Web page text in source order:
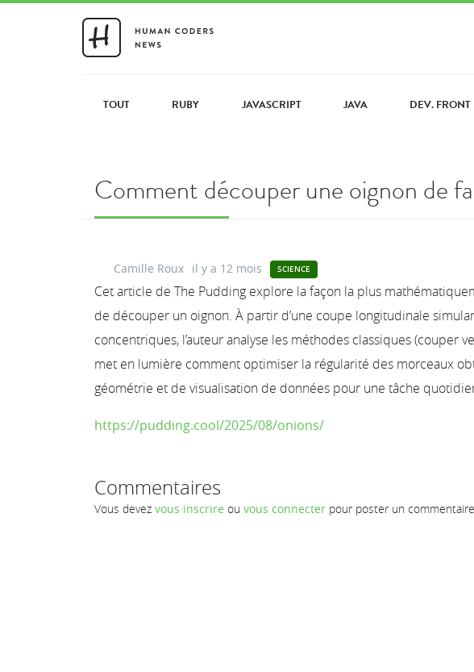
TOUT RUBY JAVASCRIPT JAVA DEV. FRONT
Comment découper une oignon de
Camille Roux il y a 12 mois SCIENCE
Cet article de The Pudding explore la façon la plus
de découper un oignon. À partir d’une coupe longitudinale
concentriques, l’auteur analyse les méthodes classiques (couper
met en lumière comment optimiser la régularité des morceaux
géométrie et de visualisation de données pour une tâche
https://pudding.cool/2025/08/onions/
Commentaires
Vous devez vous inscrire ou vous connecter pour poster un commentaire